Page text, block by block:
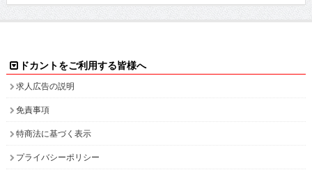
ドカントをご利用する皆様へ
求人広告の説明
免責事項
特商法に基づく表示
プライバシーポリシー